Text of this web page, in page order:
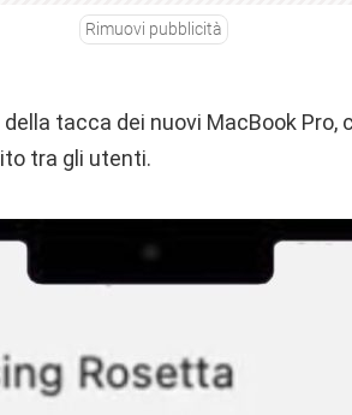
Rimuovi pubblicità
tacca dei nuovi MacBook Pro,
tra gli utenti.